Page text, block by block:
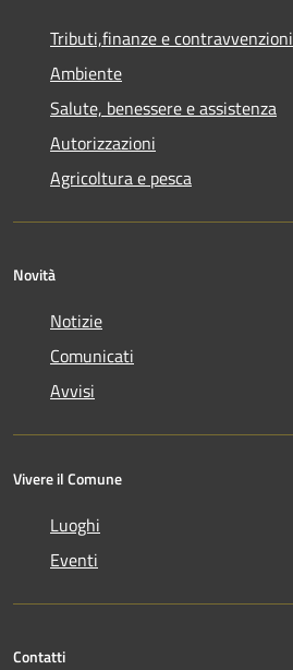
Tributi,finanze e contravvenzioni
Ambiente
Salute, benessere e assistenza
Autorizzazioni
Agricoltura e pesca
Novità
Notizie
Comunicati
Avvisi
Vivere il Comune
Luoghi
Eventi
Contatti